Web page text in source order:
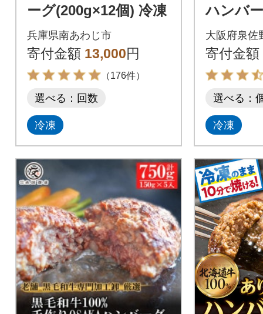
ーグ(200g×12個) 冷凍
兵庫県南あわじ市
寄付金額 13,000円
（176件）
選べる：回数
冷凍
ハンバ
個 黒毛
大阪府泉佐
寄付金額
選べる：
冷凍